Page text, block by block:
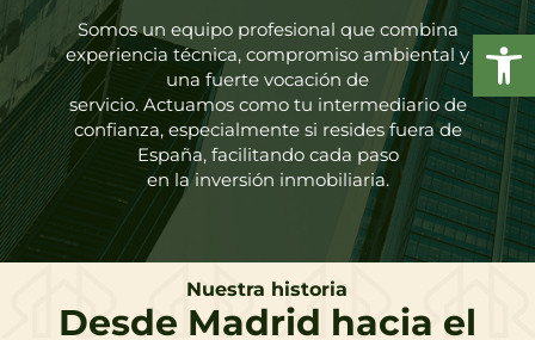
Somos un equipo profesional que combina
experiencia técnica, compromiso ambiental y
una fuerte vocación de
servicio. Actuamos como tu intermediario de
confianza, especialmente si resides fuera de
España, facilitando cada paso
en la inversión inmobiliaria.
Nuestra historia
Desde Madrid hacia el